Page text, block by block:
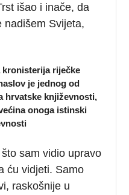
išao i inače, da
nadišem Svijeta,
kronisterija riječke
je jednog od
hrvatske književnosti,
onoga istinski
sam vidio upravo
ću vidjeti. Samo
raskošnije u